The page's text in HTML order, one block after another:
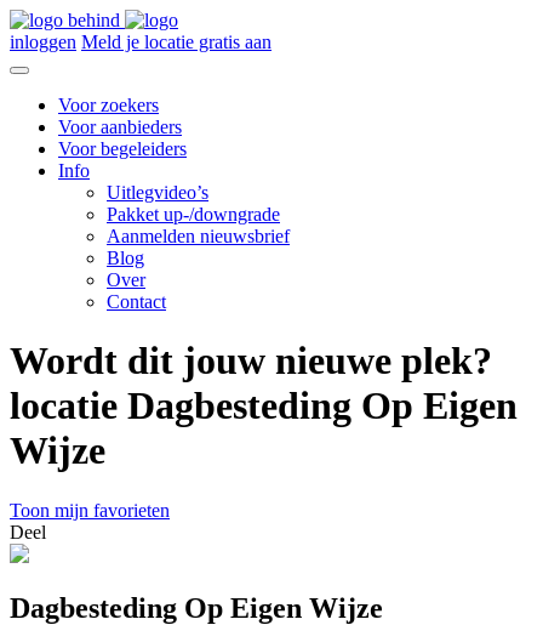
inloggen Meld je locatie gratis aan
Voor zoekers
Voor aanbieders
Voor begeleiders
Info
Uitlegvideo’s
Pakket up-/downgrade
Aanmelden nieuwsbrief
Blog
Over
Contact
Wordt dit jouw nieuwe plek?
locatie Dagbesteding Op Eigen
Wijze
Toon mijn favorieten
Deel
Dagbesteding Op Eigen Wijze